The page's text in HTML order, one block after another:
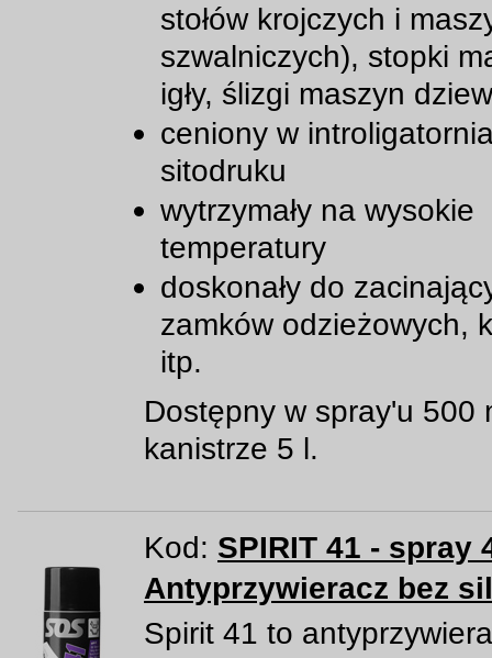
stołów krojczych i
szwalniczych), stopki
igły, ślizgi maszyn
ceniony w
sitodruku
wytrzymały na wysokie
temperatury
doskonały do
zamków odzieżowych,
itp.
Dostępny w spray'u 500
kanistrze 5 l.
Kod: SPIRIT 41 - spray
Antyprzywieracz bez
Spirit 41 to